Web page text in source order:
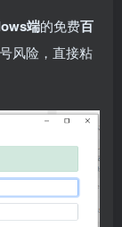
端的免费百
风险，直接粘